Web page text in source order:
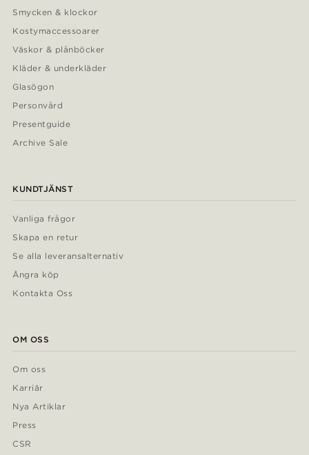
Smycken & klockor
Kostymaccessoarer
Väskor & plånböcker
Kläder & underkläder
Glasögon
Personvård
Presentguide
Archive Sale
KUNDTJÄNST
Vanliga frågor
Skapa en retur
Se alla leveransalternativ
Ångra köp
Kontakta Oss
OM OSS
Om oss
Karriär
Nya Artiklar
Press
CSR